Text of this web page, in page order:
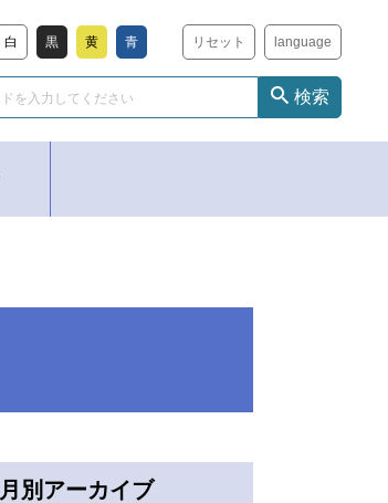
白 黒 黄 青 リセット language
検索
月別アーカイブ